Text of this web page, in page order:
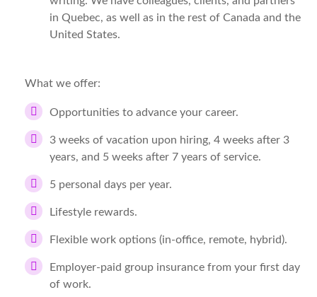
in Quebec, as well as in the rest of Canada and the
United States.
What we offer:
Opportunities to advance your career.
3 weeks of vacation upon hiring, 4 weeks after 3
years, and 5 weeks after 7 years of service.
5 personal days per year.
Lifestyle rewards.
Flexible work options (in-office, remote, hybrid).
Employer-paid group insurance from your first day
of work.